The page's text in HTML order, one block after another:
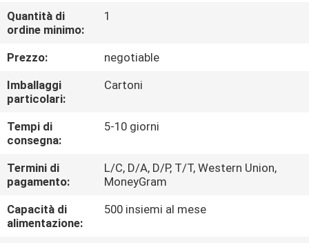
CONTROLLO
DI
QUALITÀ
CONTATTICI
RICHIEDA
UNA
CITAZIONE
Quantità di
ordine minimo:
1
Prezzo:
negotiable
Imballaggi
particolari:
Cartoni
Tempi di
consegna:
5-10 giorni
Termini di
pagamento:
L/C, D/A, D/P, T/T, Western Union,
MoneyGram
Capacità di
alimentazione:
500 insiemi al mese